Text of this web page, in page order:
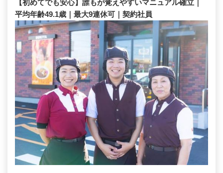
【初めてでも安心】誰もが覚えやすいマニュアル確立｜
平均年齢49.1歳｜最大9連休可｜契約社員